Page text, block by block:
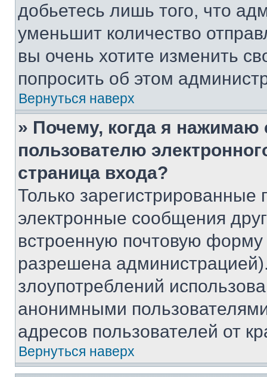
добьетесь лишь того, что
уменьшит количество
вы очень хотите изменить
попросить об этом
Вернуться наверх
» Почему, когда я нажимаю
пользователю
страница входа?
Только зарегистрированные
электронные сообщения
встроенную почтовую
разрешена
злоупотреблений
анонимными
адресов пользователей от
Вернуться наверх